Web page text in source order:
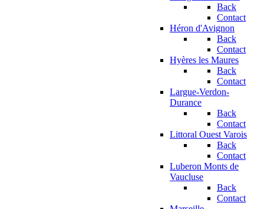
Back
Contact
Héron d'Avignon
Back
Contact
Hyères les Maures
Back
Contact
Largue-Verdon-
Durance
Back
Contact
Littoral Ouest Varois
Back
Contact
Luberon Monts de
Vaucluse
Back
Contact